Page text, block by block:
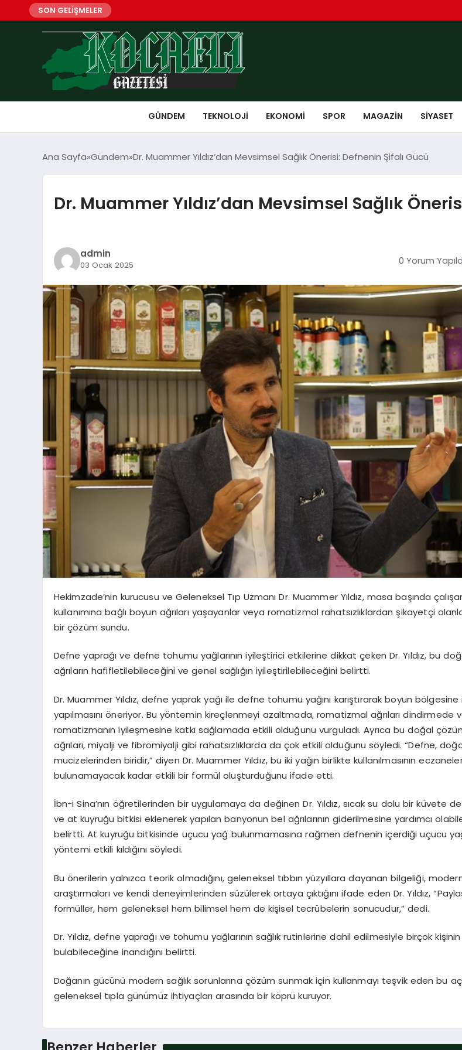
SON GELİŞMELER
GÜNDEM TEKNOLOJI EKONOMI SPOR MAGAZIN SIYASET
Ana Sayfa Gündem Dr. Muammer Yıldız’dan Mevsimsel Sağlık Önerisi: Defnenin Şifalı Gücü
Dr. Muammer Yıldız’dan Mevsimsel Sağlık
admin
03 Ocak 2025 0 Yorum
Hekimzade’nin kurucusu ve Geleneksel Tıp Uzmanı Dr. Muammer Yıldız, masa başında
kullanımına bağlı boyun ağrıları yaşayanlar veya romatizmal rahatsızlıklardan şikayetçi
bir çözüm sundu.
Defne yaprağı ve defne tohumu yağlarının iyileştirici etkilerine dikkat çeken Dr. Yıldız, bu
ağrıların hafifletilebileceğini ve genel sağlığın iyileştirilebileceğini belirtti.
Dr. Muammer Yıldız, defne yaprak yağı ile defne tohumu yağını karıştırarak boyun
yapılmasını öneriyor. Bu yöntemin kireçlenmeyi azaltmada, romatizmal ağrıları dindirmede
romatizmanın iyileşmesine katkı sağlamada etkili olduğunu vurguladı. Ayrıca bu doğal
ağrıları, miyalji ve fibromiyalji gibi rahatsızlıklarda da çok etkili olduğunu söyledi. “Defne,
mucizelerinden biridir,” diyen Dr. Muammer Yıldız, bu iki yağın birlikte kullanılmasının
bulunamayacak kadar etkili bir formül oluşturduğunu ifade etti.
İbn-i Sina’nın öğretilerinden bir uygulamaya da değinen Dr. Yıldız, sıcak su dolu bir küvete
ve at kuyruğu bitkisi eklenerek yapılan banyonun bel ağrılarının giderilmesine yardımcı
belirtti. At kuyruğu bitkisinde uçucu yağ bulunmamasına rağmen defnenin içerdiği uçucu
yöntemi etkili kıldığını söyledi.
Bu önerilerin yalnızca teorik olmadığını, geleneksel tıbbın yüzyıllara dayanan bilgeliği,
araştırmaları ve kendi deneyimlerinden süzülerek ortaya çıktığını ifade eden Dr. Yıldız,
formüller, hem geleneksel hem bilimsel hem de kişisel tecrübelerin sonucudur,” dedi.
Dr. Yıldız, defne yaprağı ve tohumu yağlarının sağlık rutinlerine dahil edilmesiyle birçok
bulabileceğine inandığını belirtti.
Doğanın gücünü modern sağlık sorunlarına çözüm sunmak için kullanmayı teşvik eden bu
geleneksel tıpla günümüz ihtiyaçları arasında bir köprü kuruyor.